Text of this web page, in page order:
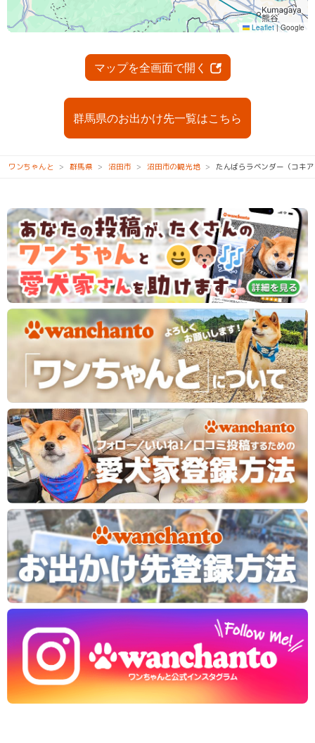
マップを全画面で開く
群馬県のお出かけ先一覧はこちら
ワンちゃんと 群馬県 沼田市 沼田市の観光地 たんばらラベンダー（コキ